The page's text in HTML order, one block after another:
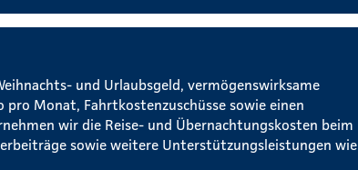
und Urlaubsgeld, vermögenswirksame
pro Monat, Fahrtkostenzuschüsse sowie einen
wir die Reise- und Übernachtungskosten beim
sowie weitere Unterstützungsleistungen wie